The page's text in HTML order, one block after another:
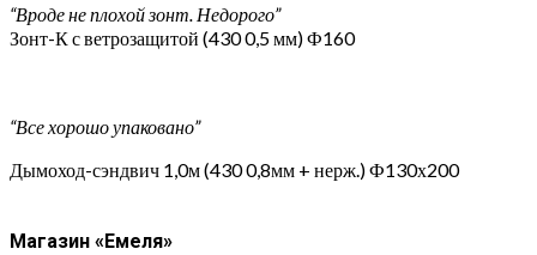
“Вроде не плохой зонт. Недорого”
Зонт-К с ветрозащитой (430 0,5 мм) Ф160
“Все хорошо упаковано”
Дымоход-сэндвич 1,0м (430 0,8мм + нерж.) Ф130х200
Магазин «Емеля»